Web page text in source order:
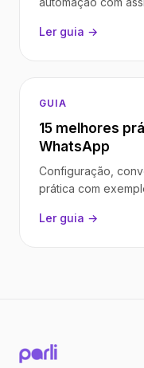
Ler guia →
GUIA
15 melhores
WhatsApp
Configuração,
prática com
Ler guia →